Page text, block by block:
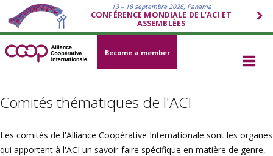
13 – 18 septembre 2026, Panama
CONFÉRENCE MONDIALE DE L’ACI ET
ASSEMBLÉES
Become a member
Comités thématiques de l'ACI
Les comités de l'Alliance Coopérative Internationale sont les organes
qui apportent à l'ACI un savoir-faire spécifique en matière de genre,